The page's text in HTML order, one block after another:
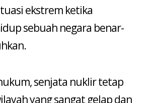
ekstrem ketika
sebuah negara benar-
senjata nuklir tetap
yang sangat gelap dan